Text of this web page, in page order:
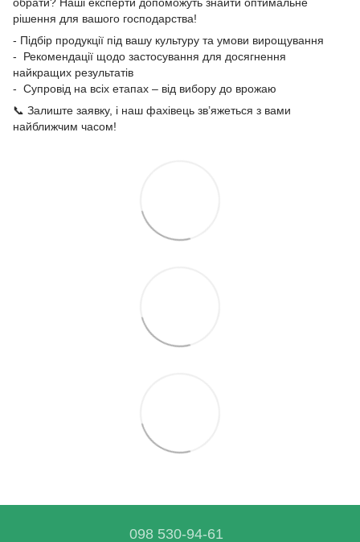
рішення для вашого господарства!
- Підбір продукції під вашу культуру та умови вирощування
- Рекомендації щодо застосування для досягнення
найкращих результатів
- Супровід на всіх етапах – від вибору до врожаю
📞 Залиште заявку, і наш фахівець зв’яжеться з вами
найближчим часом!
098 530-94-61